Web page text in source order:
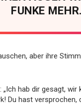
FUNKE MEHR.
aber ihre
hab dir gesagt, wir
Du hast versprochen,